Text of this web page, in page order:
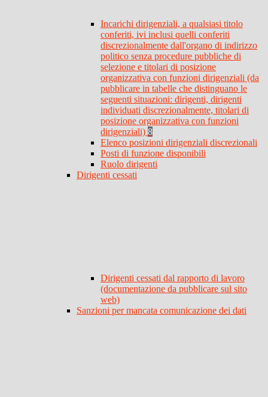
Incarichi dirigenziali, a qualsiasi titolo
conferiti, ivi inclusi quelli conferiti
discrezionalmente dall'organo di indirizzo
politico senza procedure pubbliche di
selezione e titolari di posizione
organizzativa con funzioni dirigenziali (da
pubblicare in tabelle che distinguano le
seguenti situazioni: dirigenti, dirigenti
individuati discrezionalmente, titolari di
posizione organizzativa con funzioni
dirigenziali) 8
Elenco posizioni dirigenziali discrezionali
Posti di funzione disponibili
Ruolo dirigenti
Dirigenti cessati
Dirigenti cessati dal rapporto di lavoro
(documentazione da pubblicare sul sito
web)
Sanzioni per mancata comunicazione dei dati